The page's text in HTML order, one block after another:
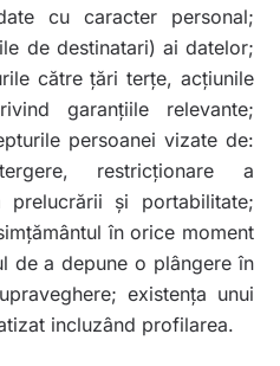
cu caracter personal;
de destinatari) ai datelor;
către țări terțe, acțiunile
garanțiile relevante;
persoanei vizate de:
restricționare a
prelucrării și portabilitate;
în orice moment
de a depune o plângere în
existența unui
incluzând profilarea.